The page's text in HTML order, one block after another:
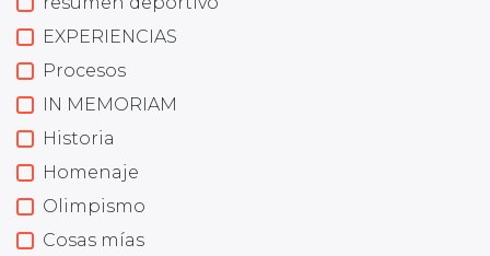
EXPERIENCIAS
Procesos
IN MEMORIAM
Historia
Homenaje
Olimpismo
Cosas mías